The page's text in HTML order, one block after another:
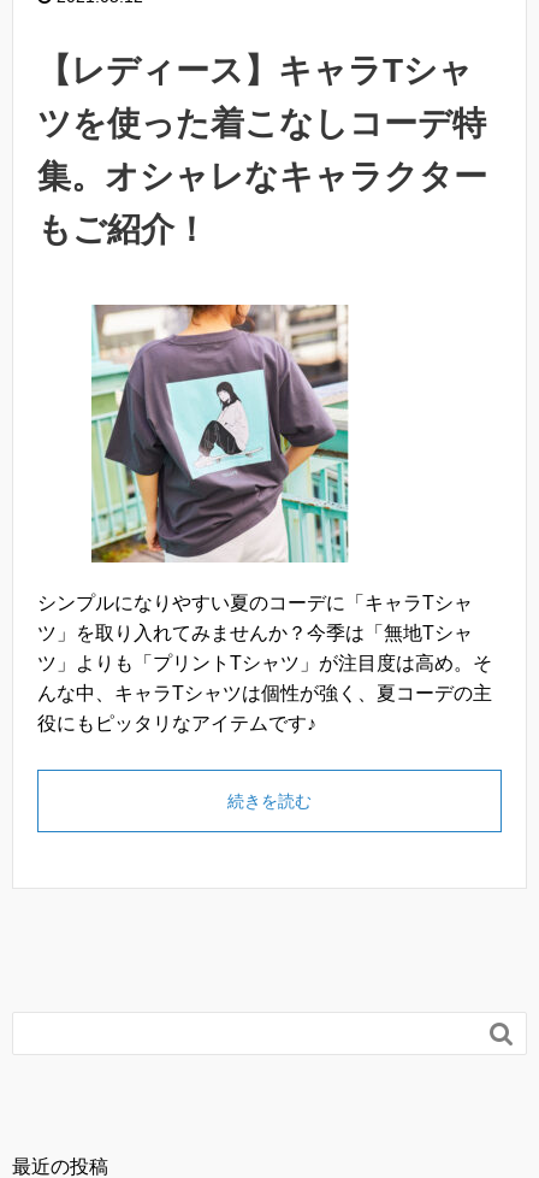
【レディース】キャラTシャ
ツを使った着こなしコーデ特
集。オシャレなキャラクター
もご紹介！
シンプルになりやすい夏のコーデに「キャラTシャ
ツ」を取り入れてみませんか？今季は「無地Tシャ
ツ」よりも「プリントTシャツ」が注目度は高め。そ
んな中、キャラTシャツは個性が強く、夏コーデの主
役にもピッタリなアイテムです♪
続きを読む

最近の投稿